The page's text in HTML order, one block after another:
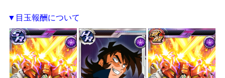
▼目玉報酬について